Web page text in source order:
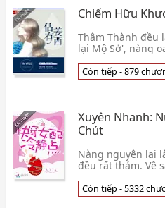
Chiếm Hữu
Thâm Thành đều
lại Mộ Sở', nàng
nàng 👦 Ngư Bất
Còn tiếp - 879
Xuyên Nhanh:
Chút
Nàng nguyên lai
đều rất thảm. Về
không👦 Đỗ Liễu
Còn tiếp - 5332